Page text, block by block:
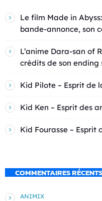
Le film Made in
bande-annonce, son
L’anime Dara-san of
crédits de son ending
Kid Pilote – Esprit de
Kid Ken – Esprit des
Kid Fourasse – Esprit
COMMENTAIRES RÉCENTS
ANIMIX